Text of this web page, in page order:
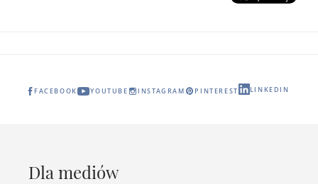
FACEBOOK YOUTUBE INSTAGRAM PINTEREST LINKEDIN
Dla mediów